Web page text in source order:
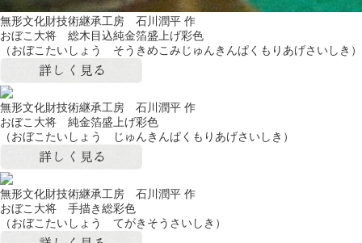
無形文化財技術継承工房 石川潤平 作
おぼこ大将 総木目込純金箔盛上げ彩色
（おぼこたいしょう そうきめこみじゅんきんぱくもりあげさいしき）
無形文化財技術継承工房 石川潤平 作
おぼこ大将 純金箔盛上げ彩色
（おぼこたいしょう じゅんきんぱくもりあげさいしき）
無形文化財技術継承工房 石川潤平 作
おぼこ大将 手描き総彩色
（おぼこたいしょう てがきそうさいしき）